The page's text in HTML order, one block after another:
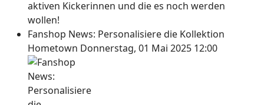
aktiven Kickerinnen und die es noch werden
wollen!
Fanshop News: Personalisiere die Kollektion
Hometown Donnerstag, 01 Mai 2025 12:00